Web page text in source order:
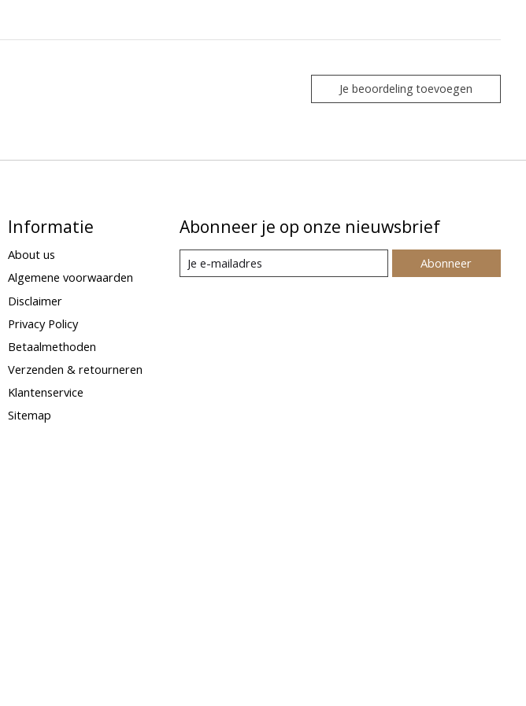
Je beoordeling toevoegen
Informatie
About us
Algemene voorwaarden
Disclaimer
Privacy Policy
Betaalmethoden
Verzenden & retourneren
Klantenservice
Sitemap
Abonneer je op onze nieuwsbrief
Abonneer